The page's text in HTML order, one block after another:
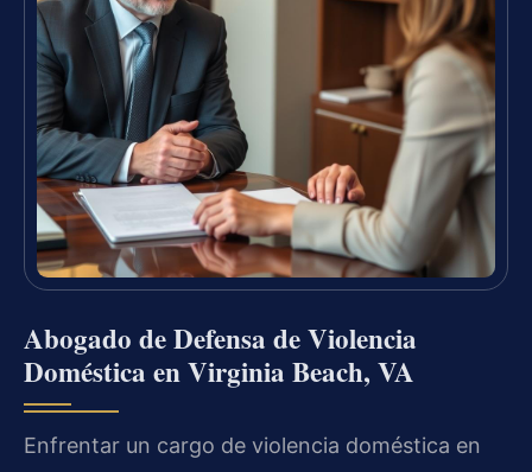
Abogado de Defensa de Violencia
Doméstica en Virginia Beach, VA
Enfrentar un cargo de violencia doméstica en